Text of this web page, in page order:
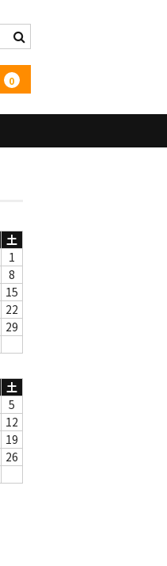
0
土
1
8
15
22
29
土
5
12
19
26